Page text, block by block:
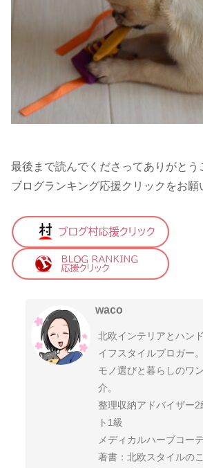
最後まで読んでくださってありがとう
ブログランキング応援クリックをお願
waco
北欧インテリアとハン
イフスタイルブロガー。
モノ選びと暮らしのワ
介。
整理収納アドバイザー2
ト1級
メディカルハーブコー
著書：北欧スタイルの